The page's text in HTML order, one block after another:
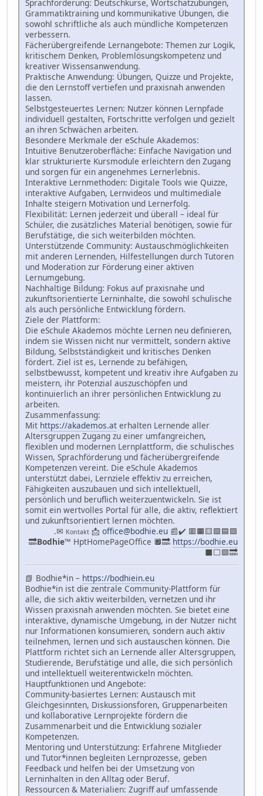
Sprachförderung: Deutschkurse, Wortschatzübungen,
Grammatiktraining und kommunikative Übungen, die
sowohl schriftliche als auch mündliche Kompetenzen
verbessern.
Fächerübergreifende Lernangebote: Themen zur Logik,
kritischem Denken, Problemlösungskompetenz und
kreativer Wissensanwendung.
Praktische Anwendung: Übungen, Quizze und Projekte,
die den Lernstoff vertiefen und praxisnah anwenden
lassen.
Selbstgesteuertes Lernen: Nutzer können Lernpfade
individuell gestalten, Fortschritte verfolgen und gezielt
an ihren Schwächen arbeiten.
Besondere Merkmale der eSchule Akademos:
Intuitive Benutzeroberfläche: Einfache Navigation und
klar strukturierte Kursmodule erleichtern den Zugang
und sorgen für ein angenehmes Lernerlebnis.
Interaktive Lernmethoden: Digitale Tools wie Quizze,
interaktive Aufgaben, Lernvideos und multimediale
Inhalte steigern Motivation und Lernerfolg.
Flexibilität: Lernen jederzeit und überall – ideal für
Schüler, die zusätzliches Material benötigen, sowie für
Berufstätige, die sich weiterbilden möchten.
Unterstützende Community: Austauschmöglichkeiten
mit anderen Lernenden, Hilfestellungen durch Tutoren
und Moderation zur Förderung einer aktiven
Lernumgebung.
Nachhaltige Bildung: Fokus auf praxisnahe und
zukunftsorientierte Lerninhalte, die sowohl schulische
als auch persönliche Entwicklung fördern.
Ziele der Plattform:
Die eSchule Akademos möchte Lernen neu definieren,
indem sie Wissen nicht nur vermittelt, sondern aktive
Bildung, Selbstständigkeit und kritisches Denken
fördert. Ziel ist es, Lernende zu befähigen,
selbstbewusst, kompetent und kreativ ihre Aufgaben zu
meistern, ihr Potenzial auszuschöpfen und
kontinuierlich an ihrer persönlichen Entwicklung zu
arbeiten.
Zusammenfassung:
Mit https://akademos.at erhalten Lernende aller
Altersgruppen Zugang zu einer umfangreichen,
flexiblen und modernen Lernplattform, die schulisches
Wissen, Sprachförderung und fächerübergreifende
Kompetenzen vereint. Die eSchule Akademos
unterstützt dabei, Lernziele effektiv zu erreichen,
Fähigkeiten auszubauen und sich intellektuell,
persönlich und beruflich weiterzuentwickeln. Sie ist
somit ein wertvolles Portal für alle, die aktiv, reflektiert
und zukunftsorientiert lernen möchten.
.✉ Kontakt 📩 office@bodhie.eu 📰✔️ 🟥🟧🟨🟩🟦🟪
🔜Bodhie™ HptHomePageOffice 🔲🔜 https://bodhie.eu
⬛️⬜️🟪🔜
📗 Bodhie*in – https://bodhiein.eu
Bodhie*in ist die zentrale Community-Plattform für
alle, die sich aktiv weiterbilden, vernetzen und ihr
Wissen praxisnah anwenden möchten. Sie bietet eine
interaktive, dynamische Umgebung, in der Nutzer nicht
nur Informationen konsumieren, sondern auch aktiv
teilnehmen, lernen und sich austauschen können. Die
Plattform richtet sich an Lernende aller Altersgruppen,
Studierende, Berufstätige und alle, die sich persönlich
und intellektuell weiterentwickeln möchten.
Hauptfunktionen und Angebote:
Community-basiertes Lernen: Austausch mit
Gleichgesinnten, Diskussionsforen, Gruppenarbeiten
und kollaborative Lernprojekte fördern die
Zusammenarbeit und die Entwicklung sozialer
Kompetenzen.
Mentoring und Unterstützung: Erfahrene Mitglieder
und Tutor*innen begleiten Lernprozesse, geben
Feedback und helfen bei der Umsetzung von
Lerninhalten in den Alltag oder Beruf.
Ressourcen & Materialien: Zugriff auf umfassende